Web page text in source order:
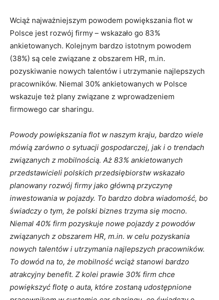
Wciąż najważniejszym powodem powiększania flot w
Polsce jest rozwój firmy – wskazało go 83%
ankietowanych. Kolejnym bardzo istotnym powodem
(38%) są cele związane z obszarem HR, m.in.
pozyskiwanie nowych talentów i utrzymanie najlepszych
pracowników. Niemal 30% ankietowanych w Polsce
wskazuje też plany związane z wprowadzeniem
firmowego car sharingu.
Powody powiększania flot w naszym kraju, bardzo wiele
mówią zarówno o sytuacji gospodarczej, jak i o trendach
związanych z mobilnością. Aż 83% ankietowanych
przedstawicieli polskich przedsiębiorstw wskazało
planowany rozwój firmy jako główną przyczynę
inwestowania w pojazdy. To bardzo dobra wiadomość, bo
świadczy o tym, że polski biznes trzyma się mocno.
Niemal 40% firm pozyskuje nowe pojazdy z powodów
związanych z obszarem HR, m.in. w celu pozyskania
nowych talentów i utrzymania najlepszych pracowników.
To dowód na to, że mobilność wciąż stanowi bardzo
atrakcyjny benefit. Z kolei prawie 30% firm chce
powiększyć flotę o auta, które zostaną udostępnione